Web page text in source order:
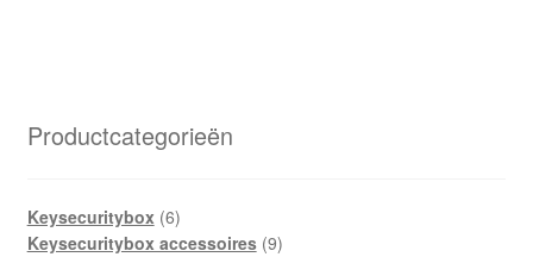
Productcategorieën
Keysecuritybox 66
producten
Keysecuritybox accessoires 99